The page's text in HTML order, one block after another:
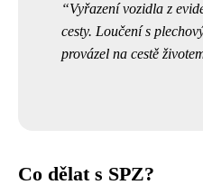
Vyřazení vozidla z
cesty. Loučení s
provázel na cestě
Co dělat s SPZ?